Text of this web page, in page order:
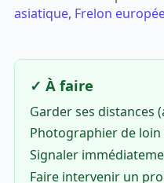
asiatique, Frelon
✓ À faire
Garder ses distances
Photographier de loin
Signaler
Faire intervenir un